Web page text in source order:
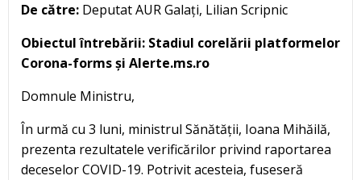
De către: Deputat AUR Galați, Lilian Scripnic
Obiectul întrebării: Stadiul corelării platformelor
Corona-forms și Alerte.ms.ro
Domnule Ministru,
În urmă cu 3 luni, ministrul Sănătății, Ioana Mihăilă,
prezenta rezultatele verificărilor privind raportarea
deceselor COVID-19. Potrivit acesteia, fuseseră